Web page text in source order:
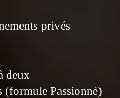
privés
deux
Passionné)